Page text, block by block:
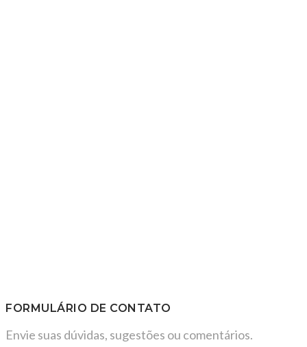
FORMULÁRIO DE CONTATO
Envie suas dúvidas, sugestões ou comentários.